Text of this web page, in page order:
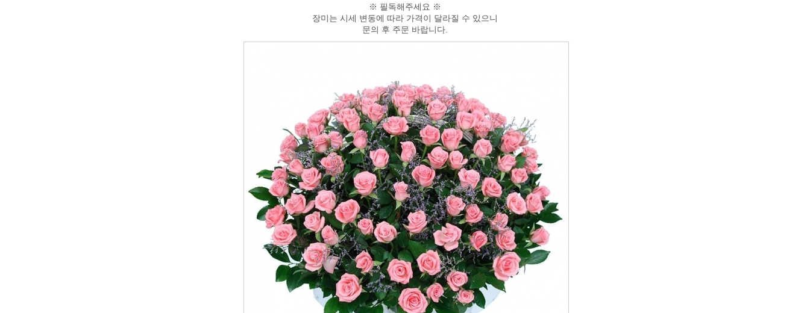
※ 필독해주세요 ※
장미는 시세 변동에 따라 가격이 달라질 수 있으니
문의 후 주문 바랍니다.